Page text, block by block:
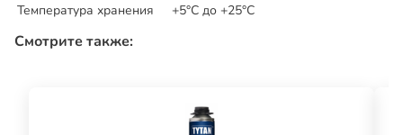
Температура хранения
+5°C до +25°C
Смотрите также: